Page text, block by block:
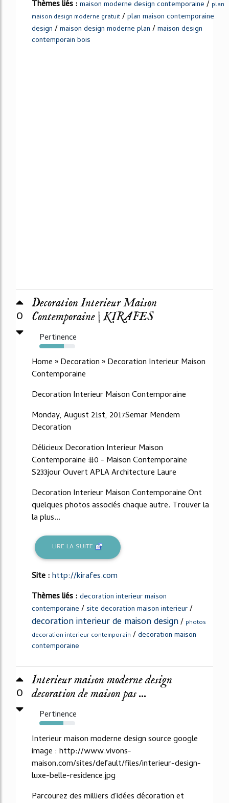
Thèmes liés : maison moderne design contemporaine / plan
maison design moderne gratuit /plan maison contemporaine
design /maison design moderne plan /maison design
contemporain bois
0
Decoration Interieur Maison
Contemporaine | KIRAFES
Pertinence
68%
Home » Decoration » Decoration Interieur Maison
Contemporaine
Decoration Interieur Maison Contemporaine
Monday, August 21st, 2017Semar Mendem
Decoration
Délicieux Decoration Interieur Maison
Contemporaine #0 - Maison Contemporaine
S233jour Ouvert APLA Architecture Laure
Decoration Interieur Maison Contemporaine Ont
quelques photos associés chaque autre. Trouver la
la plus...
LIRE LA SUITE
Site :http://kirafes.com
Thèmes liés : decoration interieur maison
contemporaine /site decoration maison interieur/
decoration interieur de maison design/ photos
decoration interieur contemporain /decoration maison
contemporaine
0
Interieur maison moderne design
decoration de maison pas ...
Pertinence
67%
Interieur maison moderne design source google
image : http://www.vivons-
maison.com/sites/default/files/interieur-design-
luxe-belle-residence.jpg
Parcourez des milliers d'idées décoration et